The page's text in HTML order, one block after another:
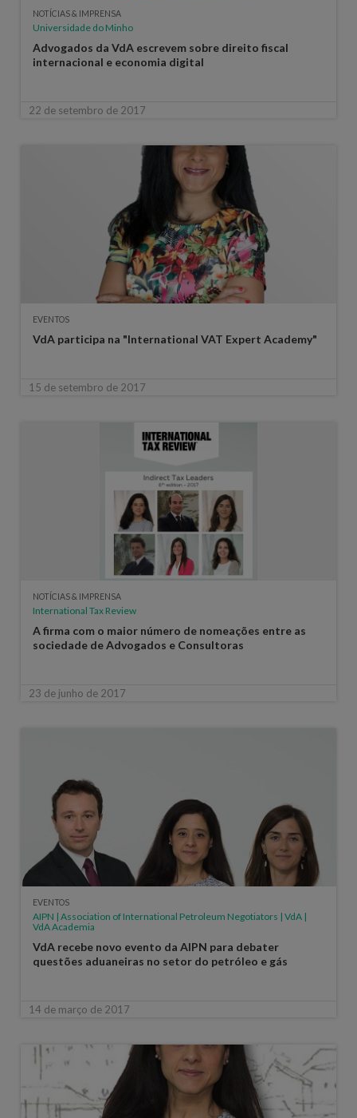
NOTÍCIAS & IMPRENSA
Universidade do Minho
Advogados da VdA escrevem sobre direito fiscal
internacional e economia digital
22 de setembro de 2017
EVENTOS
VdA participa na "International VAT Expert Academy"
15 de setembro de 2017
NOTÍCIAS & IMPRENSA
International Tax Review
A firma com o maior número de nomeações entre as
sociedade de Advogados e Consultoras
23 de junho de 2017
EVENTOS
AIPN | Association of International Petroleum Negotiators | VdA |
VdA Academia
VdA recebe novo evento da AIPN para debater
questões aduaneiras no setor do petróleo e gás
14 de março de 2017